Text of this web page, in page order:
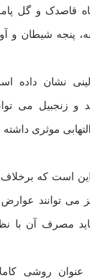
قاصدک و گل
پنجه شیطان و
نشان داده
زنجبیل می
موثری داشته
است که
می توانند عوارض
باید مصرف آن
روشی